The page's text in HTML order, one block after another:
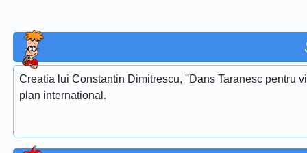
Creatia lui Constantin Dimitrescu, ''Dans Taranesc pentru
plan international.